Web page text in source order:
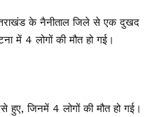
के नैनीताल जिले से एक दुखद
में 4 लोगों की मौत हो गई।
हुए, जिनमें 4 लोगों की मौत हो गई।